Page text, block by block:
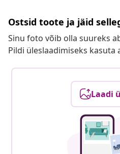
Ostsid toote ja jäid
Sinu foto võib olla suureks
Pildi üleslaadimiseks kasuta
Laadi